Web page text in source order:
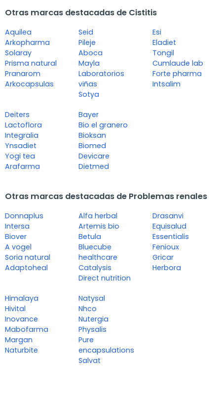
Otras marcas destacadas de Cistitis
Aquilea
Arkopharma
Solaray
Prisma natural
Pranarom
Arkocapsulas
Seid
Pileje
Aboca
Mayla
Laboratorios
viñas
Sotya
Esi
Eladiet
Tongil
Cumlaude lab
Forte pharma
Intsalim
Deiters
Lactoflora
Integralia
Ynsadiet
Yogi tea
Arafarma
Bayer
Bio el granero
Bioksan
Biomed
Devicare
Dietmed
Otras marcas destacadas de Problemas renales
Donnaplus
Intersa
Biover
A vogel
Soria natural
Adaptoheal
Alfa herbal
Artemis bio
Betula
Bluecube
healthcare
Catalysis
Direct nutrition
Drasanvi
Equisalud
Essentialis
Fenioux
Gricar
Herbora
Himalaya
Hivital
Inovance
Mabofarma
Margan
Naturbite
Natysal
Nhco
Nutergia
Physalis
Pure
encapsulations
Salvat